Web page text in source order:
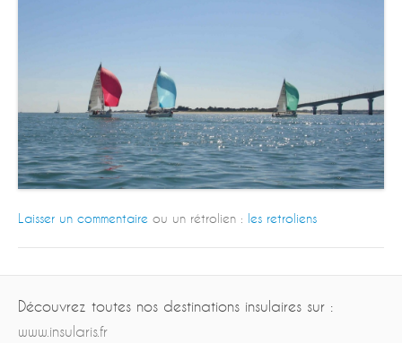
Laisser un commentaire ou un rétrolien : les retroliens
Découvrez toutes nos destinations insulaires sur :
www.insularis.fr